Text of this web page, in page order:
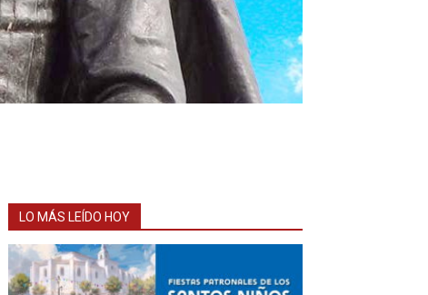
LO MÁS LEÍDO HOY